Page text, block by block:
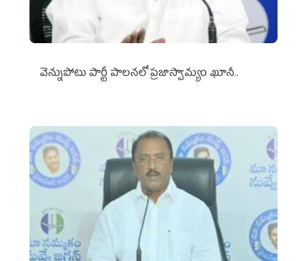
వెన్నుపోటు పార్టీ పాలనలో ప్రజాస్వామ్యం ఖూనీ..